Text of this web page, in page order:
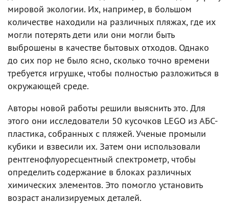
мировой экологии. Их, например, в большом
количестве находили на различных пляжах, где их
могли потерять дети или они могли быть
выброшены в качестве бытовых отходов. Однако
до сих пор не было ясно, сколько точно времени
требуется игрушке, чтобы полностью разложиться в
окружающей среде.
Авторы новой работы решили выяснить это. Для
этого они исследователи 50 кусочков LEGO из АБС-
пластика, собранных с пляжей. Ученые промыли
кубики и взвесили их. Затем они использовали
рентгенофлуоресцентный спектрометр, чтобы
определить содержание в блоках различных
химических элементов. Это помогло установить
возраст анализируемых деталей.